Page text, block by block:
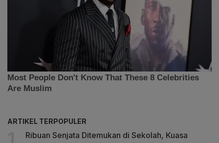
ARTIKEL TERPOPULER
Ribuan Senjata Ditemukan di Sekolah, Kuasa